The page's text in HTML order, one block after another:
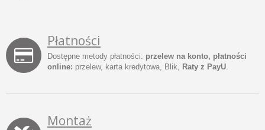
Płatności
Dostępne metody płatności: przelew na konto, płatności
online: przelew, karta kredytowa, Blik, Raty z PayU.
Montaż